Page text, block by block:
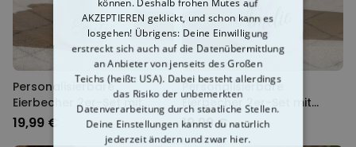
Personalisierbare
Eierbecher 2er-Set mit
Monogramm
19,99 €
Personalisierbare
Eierbecher 2er-Set mit
Symbol und Name
19,99 €
können. Deshalb frohen Mutes auf
AKZEPTIEREN geklickt, und schon kann es
losgehen! Übrigens: Deine Einwilligung
erstreckt sich auch auf die Datenübermittlung
an Anbieter von jenseits des Großen
Teichs (heißt: USA). Dabei besteht allerdings
das Risiko der unbemerkten
Datenverarbeitung durch staatliche Stellen.
Deine Einstellungen kannst du natürlich
jederzeit ändern und zwar hier.